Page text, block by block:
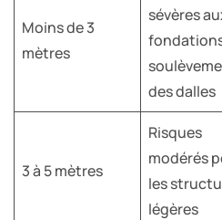
Moins de 3
mètres
sévères
des dalles
3 à 5 mètres
Risques
modérés
les
légères